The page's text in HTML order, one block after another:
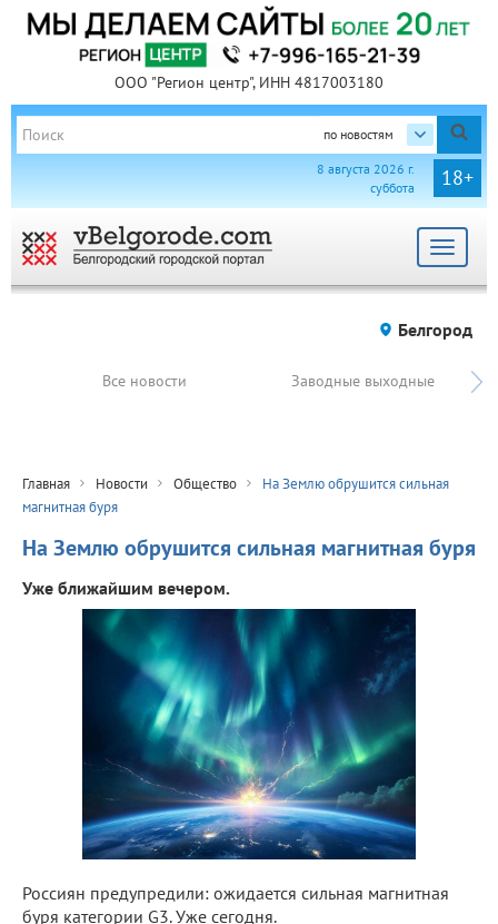
ООО "Регион центр", ИНН 4817003180
по новостям
18+
8 августа 2026 г.
суббота
Toggle
Белгород
Все новости Заводные выходные
Главная Новости Общество
На Землю обрушится сильная
магнитная буря
На Землю обрушится сильная магнитная буря
Уже ближайшим вечером.
Россиян предупредили: ожидается сильная магнитная
буря категории G3. Уже сегодня.